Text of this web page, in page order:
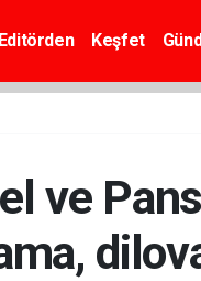
Editörden Keşfet
ve